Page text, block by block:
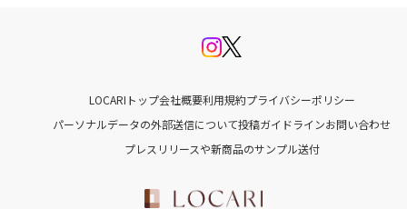
LOCARIトップ会社概要利用規約プライバシーポリシー
パーソナルデータの外部送信について投稿ガイドラインお問い合わせ
プレスリリースや新商品のサンプル送付